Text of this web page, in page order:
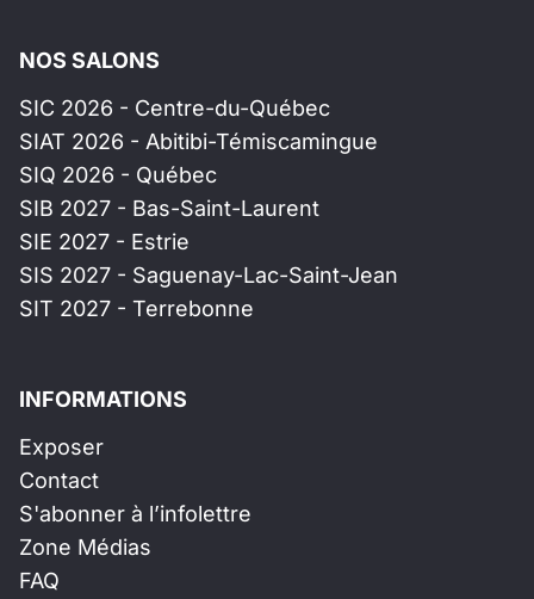
NOS SALONS
SIC 2026 - Centre-du-Québec
SIAT 2026 - Abitibi-Témiscamingue
SIQ 2026 - Québec
SIB 2027 - Bas-Saint-Laurent
SIE 2027 - Estrie
SIS 2027 - Saguenay-Lac-Saint-Jean
SIT 2027 - Terrebonne
INFORMATIONS
Exposer
Contact
S'abonner à l’infolettre
Zone Médias
FAQ